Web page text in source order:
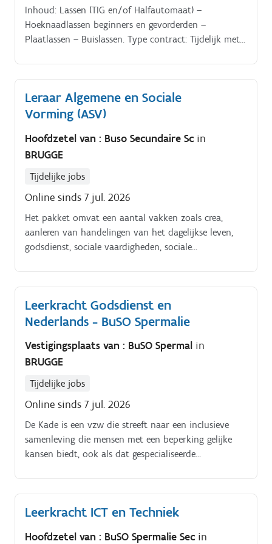
8000 Brugge Te werken uren: afhankelijk van de
noden van de ouders en varieert tussen 07u00 en
19u00 Website: De Blauwe Lelie
Inhoud: Lassen (TIG en/of Halfautomaat) –
Hoeknaadlassen beginners en gevorderden –
Plaatlassen – Buislassen. Type contract: Tijdelijk met
Leraar Algemene en Sociale
Vorming (ASV)
Hoofdzetel van : Buso Secundaire Sc in
BRUGGE
Tijdelijke jobs
Online sinds 7 jul. 2026
Het pakket omvat een aantal vakken zoals crea,
aanleren van handelingen van het dagelijkse leven,
godsdienst, sociale vaardigheden, sociale
Leerkracht Godsdienst en
Nederlands - BuSO Spermalie
Vestigingsplaats van : BuSO Spermal in
BRUGGE
Tijdelijke jobs
Online sinds 7 jul. 2026
De Kade is een vzw die streeft naar een inclusieve
samenleving die mensen met een beperking gelijke
kansen biedt, ook als dat gespecialiseerde
beperking, een auditieve beperking en/of een spraak-
en taalontwikkelingsstoornis en aan leerlingen met
twee campussen: Spermalie (Brugse binnenstad) en De
Leerkracht ICT en Techniek
Hoofdzetel van : BuSO Spermalie Sec in